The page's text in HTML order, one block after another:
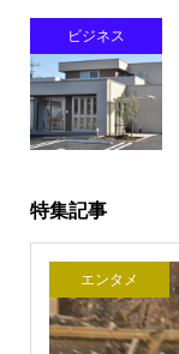
ビジネス
特集記事
エンタメ